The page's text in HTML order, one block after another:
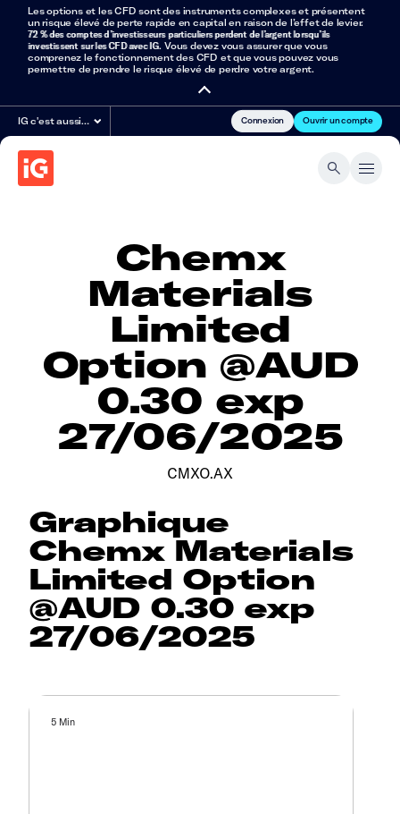
Les options et les CFD sont des instruments complexes et présentent
un risque élevé de perte rapide en capital en raison de l’effet de levier.
72 % des comptes d’investisseurs particuliers perdent de l’argent lorsqu’ils
investissent sur les CFD avec IG. Vous devez vous assurer que vous
comprenez le fonctionnement des CFD et que vous pouvez vous
permettre de prendre le risque élevé de perdre votre argent.
IG c'est aussi… Connexion Ouvrir un compte
Chemx
Materials
Limited
Option @AUD
0.30 exp
27/06/2025
CMXO.AX
Graphique
Chemx Materials
Limited Option
@AUD 0.30 exp
27/06/2025
5 Min